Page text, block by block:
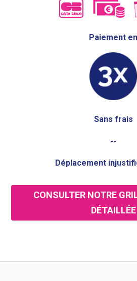
Paiement en
Sans frais
--
Déplacement
CONSULTER NOTRE
DÉTAILLÉE